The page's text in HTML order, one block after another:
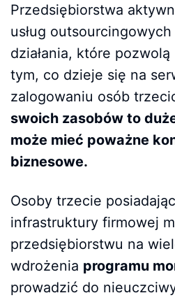
Przedsiębiorstwa
usług
działania, które
tym, co dzieje się na
zalogowaniu osób
swoich zasobów to
może mieć poważne
biznesowe.
Osoby trzecie
infrastruktury firmowej
przedsiębiorstwu na
wdrożenia programu
prowadzić do